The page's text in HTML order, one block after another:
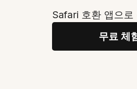
Safari 호환 앱으
무료 체